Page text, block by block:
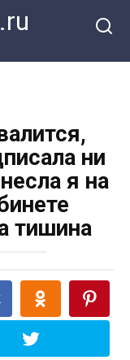
ни
я на
тишина